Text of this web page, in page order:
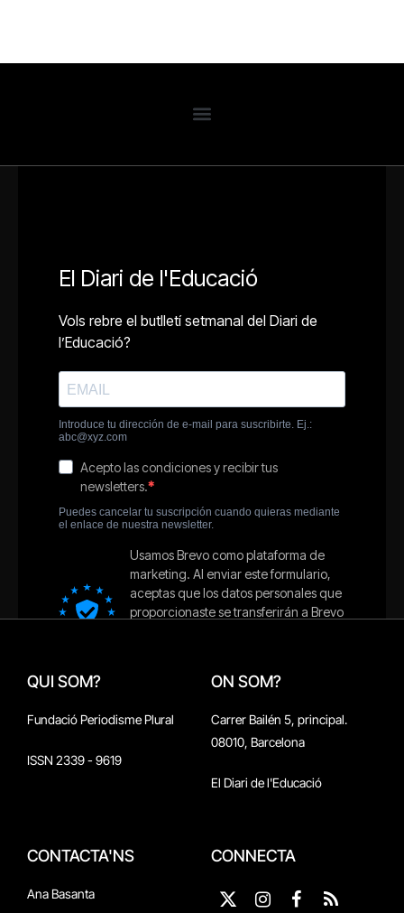
QUI SOM?
Fundació Periodisme Plural
ISSN 2339 - 9619
ON SOM?
Carrer Bailén 5, principal.
08010, Barcelona
El Diari de l'Educació
CONTACTA'NS
Ana Basanta
CONNECTA
X
Instagram
Facebook
RSS